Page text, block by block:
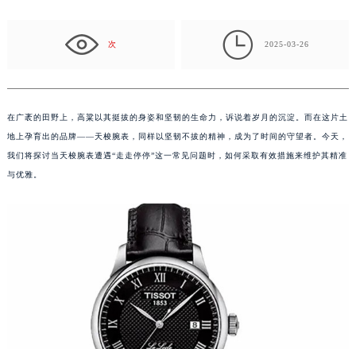
次  2025-03-26
在广袤的田野上，高粱以其挺拔的身姿和坚韧的生命力，诉说着岁月的沉淀。而在这片土
地上孕育出的品牌——天梭腕表，同样以坚韧不拔的精神，成为了时间的守望者。今天，
我们将探讨当天梭腕表遭遇“走走停停”这一常见问题时，如何采取有效措施来维护其精准
与优雅。